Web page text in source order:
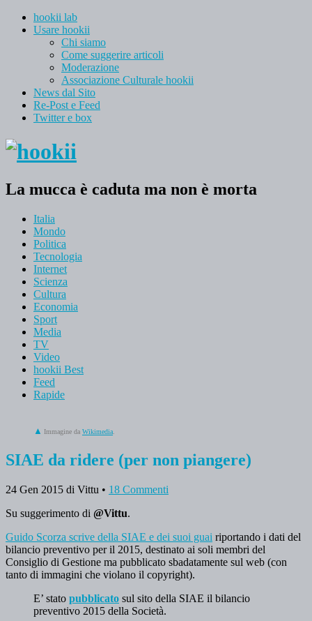
hookii lab
Usare hookii
Chi siamo
Come suggerire articoli
Moderazione
Associazione Culturale hookii
News dal Sito
Re-Post e Feed
Twitter e box
La mucca è caduta ma non è morta
Italia
Mondo
Politica
Tecnologia
Internet
Scienza
Cultura
Economia
Sport
Media
TV
Video
hookii Best
Feed
Rapide
Immagine da Wikimedia
SIAE da ridere (per non piangere)
24 Gen 2015 di Vittu • 18 Commenti
Su suggerimento di @Vittu.
Guido Scorza scrive della SIAE e dei suoi guai riportando i dati del
bilancio preventivo per il 2015, destinato ai soli membri del
Consiglio di Gestione ma pubblicato sbadatamente sul web (con
tanto di immagini che violano il copyright).
E’ stato pubblicato sul sito della SIAE il bilancio
preventivo 2015 della Società.